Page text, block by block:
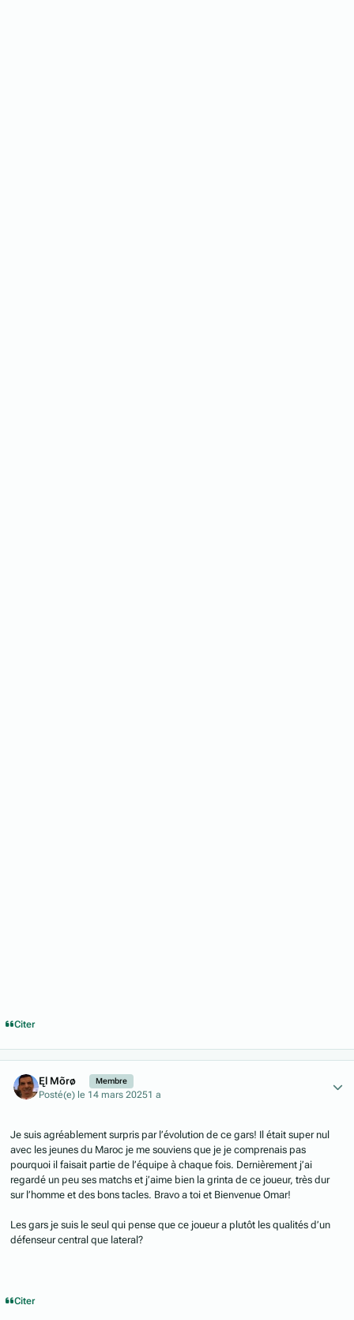
Citer
Ęl Mõrø Membre
Posté(e) le 14 mars 20251 a
Je suis agréablement surpris par l’évolution de ce gars! Il était super nul
avec les jeunes du Maroc je me souviens que je je comprenais pas
pourquoi il faisait partie de l’équipe à chaque fois. Dernièrement j’ai
regardé un peu ses matchs et j’aime bien la grinta de ce joueur, très dur
sur l’homme et des bons tacles. Bravo a toi et Bienvenue Omar!
Les gars je suis le seul qui pense que ce joueur a plutôt les qualités d’un
défenseur central que lateral?
Citer